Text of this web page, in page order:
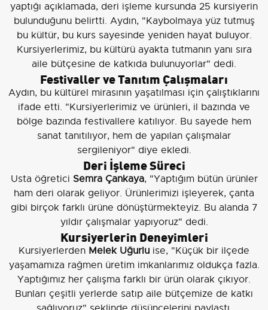
yaptığı açıklamada, deri işleme kursunda 25 kursiyerin
bulunduğunu belirtti. Aydın, "Kaybolmaya yüz tutmuş
bu kültür, bu kurs sayesinde yeniden hayat buluyor.
Kursiyerlerimiz, bu kültürü ayakta tutmanın yanı sıra
aile bütçesine de katkıda bulunuyorlar" dedi.
Festivaller ve Tanıtım Çalışmaları
Aydın, bu kültürel mirasının yaşatılması için çalıştıklarını
ifade etti. "Kursiyerlerimiz ve ürünleri, il bazında ve
bölge bazında festivallere katılıyor. Bu sayede hem
sanat tanıtılıyor, hem de yapılan çalışmalar
sergileniyor" diye ekledi.
Deri İşleme Süreci
Usta öğretici Semra Çankaya, "Yaptığım bütün ürünler
ham deri olarak geliyor. Ürünlerimizi işleyerek, çanta
gibi birçok farklı ürüne dönüştürmekteyiz. Bu alanda 7
yıldır çalışmalar yapıyoruz" dedi.
Kursiyerlerin Deneyimleri
Kursiyerlerden Melek Uğurlu ise, "Küçük bir ilçede
yaşamamıza rağmen üretim imkanlarımız oldukça fazla.
Yaptığımız her çalışma farklı bir ürün olarak çıkıyor.
Bunları çeşitli yerlerde satıp aile bütçemize de katkı